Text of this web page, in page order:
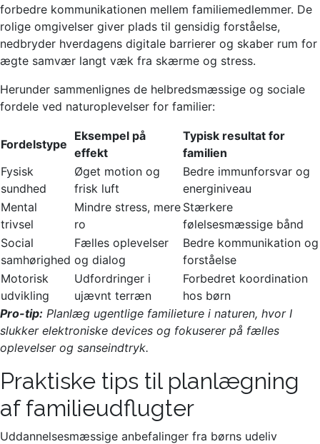
forbedre kommunikationen mellem familiemedlemmer. De
rolige omgivelser giver plads til gensidig forståelse,
nedbryder hverdagens digitale barrierer og skaber rum for
ægte samvær langt væk fra skærme og stress.
Herunder sammenlignes de helbredsmæssige og sociale
fordele ved naturoplevelser for familier:
Fordelstype
Eksempel på
effekt
Typisk resultat for
familien
Fysisk
sundhed
Øget motion og
frisk luft
Bedre immunforsvar og
energiniveau
Mental
trivsel
Mindre stress, mere
ro
Stærkere
følelsesmæssige bånd
Social
samhørighed
Fælles oplevelser
og dialog
Bedre kommunikation og
forståelse
Motorisk
udvikling
Udfordringer i
ujævnt terræn
Forbedret koordination
hos børn
Pro-tip: Planlæg ugentlige familieture i naturen, hvor I
slukker elektroniske devices og fokuserer på fælles
oplevelser og sanseindtryk.
Praktiske tips til planlægning
af familieudflugter
Uddannelsesmæssige anbefalinger fra børns udeliv